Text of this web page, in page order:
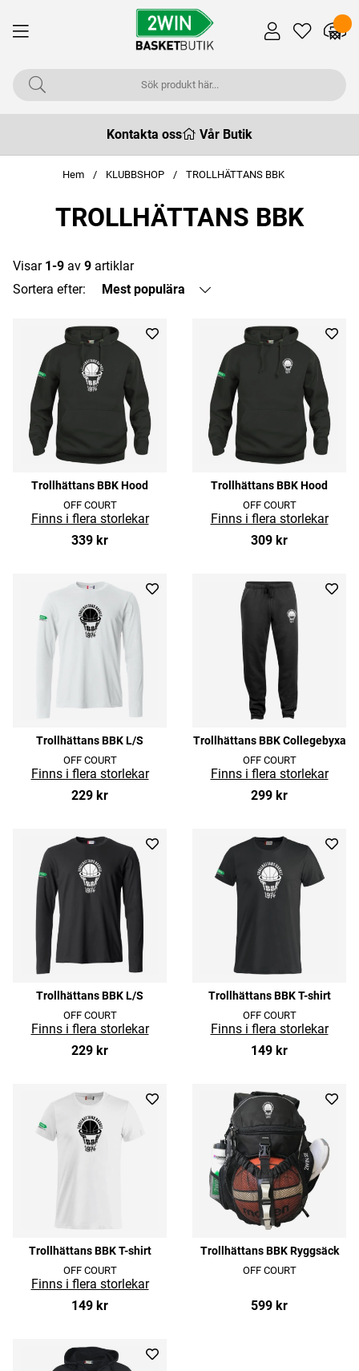
Kontakta oss Vår Butik
Hem KLUBBSHOP TROLLHÄTTANS BBK
TROLLHÄTTANS BBK
Visar 1-9 av 9 artiklar
Sortera efter:
Mest populära
Trollhättans BBK Hood
OFF COURT
339 kr
Trollhättans BBK Hood
OFF COURT
309 kr
Trollhättans BBK L/S
OFF COURT
229 kr
Trollhättans BBK Collegebyxa
OFF COURT
299 kr
Trollhättans BBK L/S
OFF COURT
229 kr
Trollhättans BBK T-shirt
OFF COURT
149 kr
Trollhättans BBK T-shirt
OFF COURT
149 kr
Trollhättans BBK Ryggsäck
OFF COURT
599 kr